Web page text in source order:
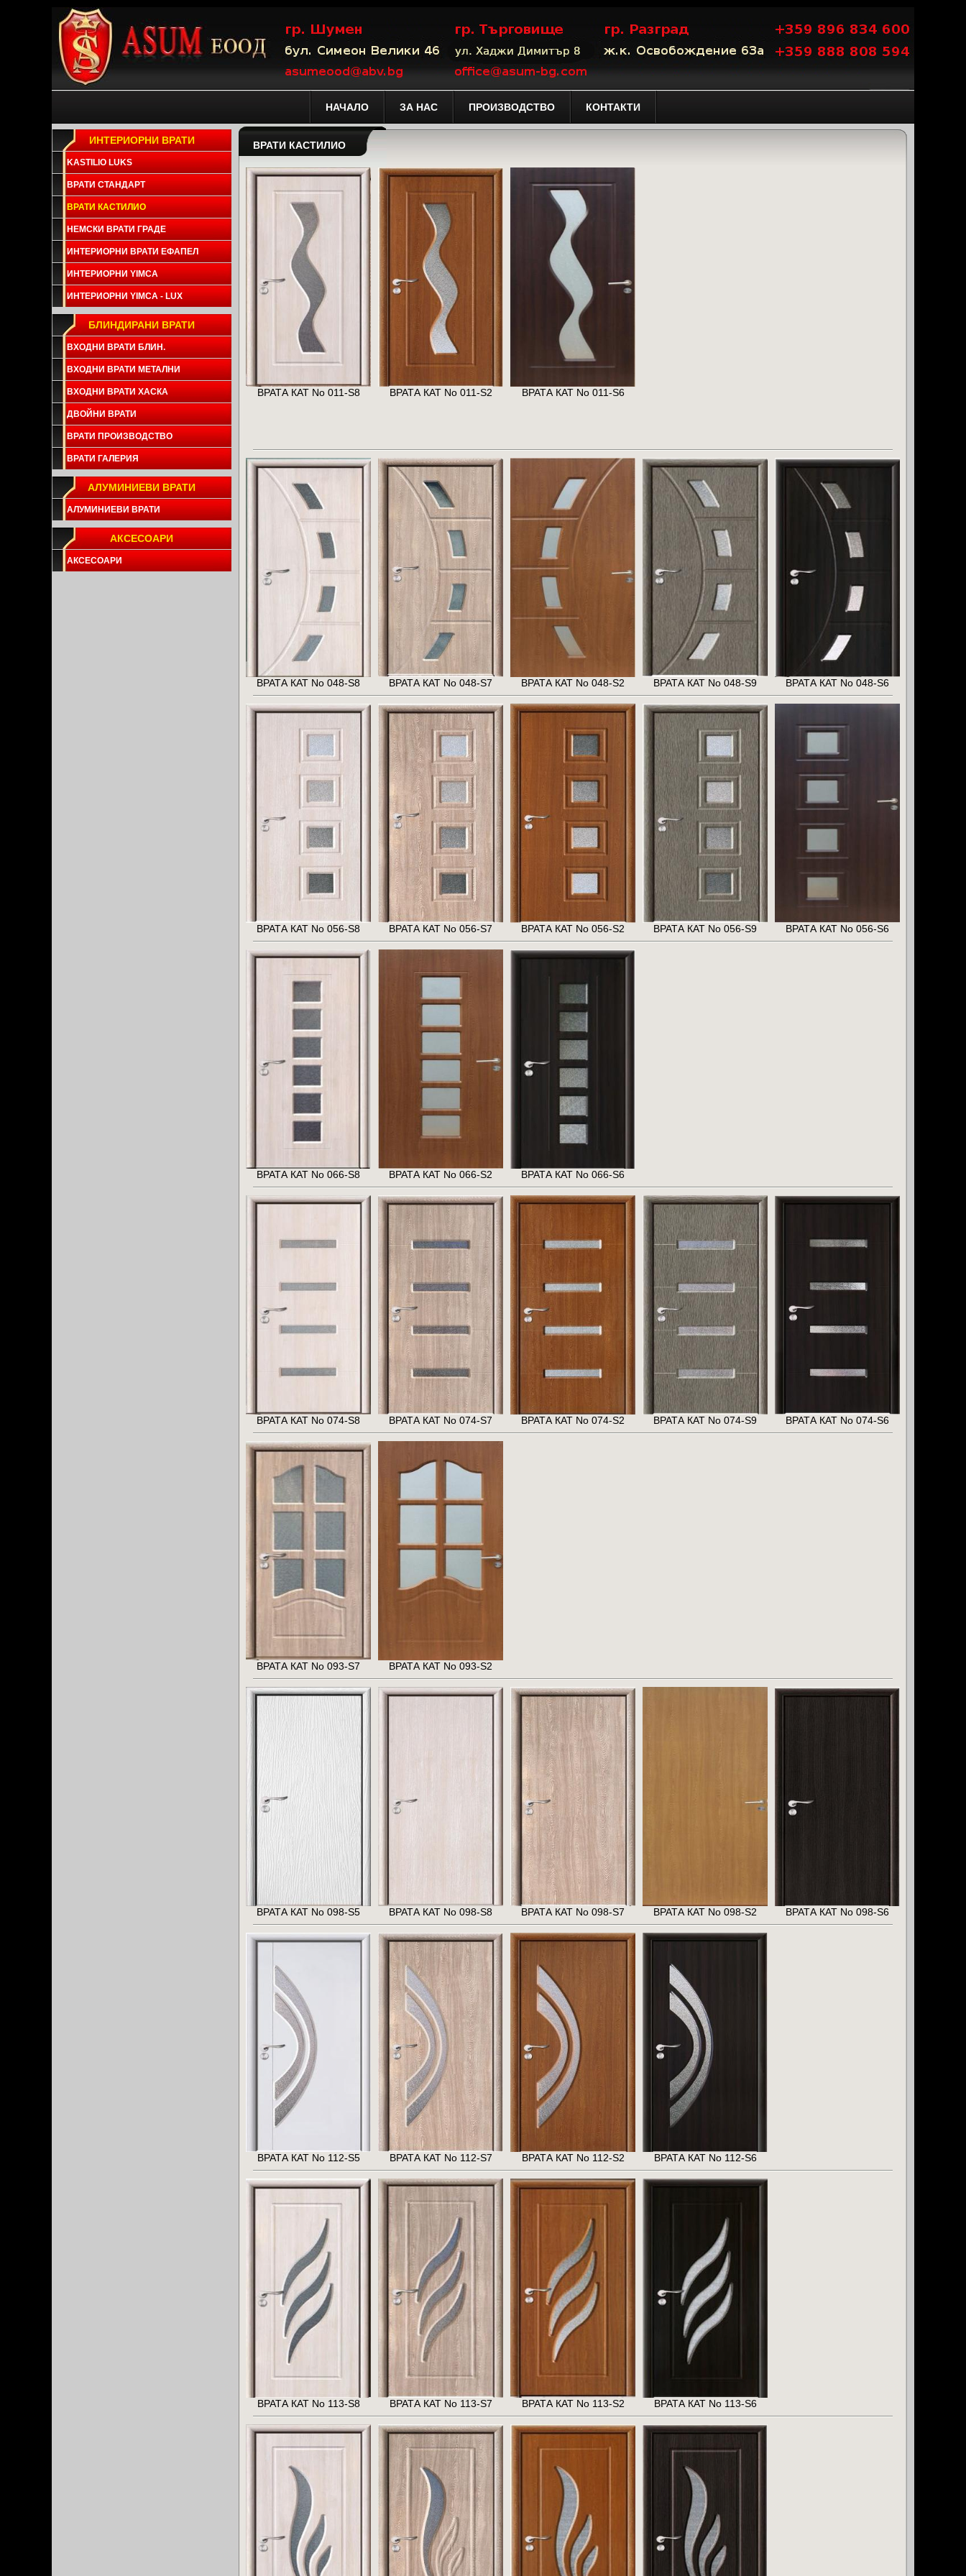
НАЧАЛО ЗА НАС ПРОИЗВОДСТВО КОНТАКТИ
ИНТЕРИОРНИ ВРАТИ
KASTILIO LUKS
ВРАТИ СТАНДАРТ
ВРАТИ КАСТИЛИО
НЕМСКИ ВРАТИ ГРАДЕ
ИНТЕРИОРНИ ВРАТИ ЕФАПЕЛ
ИНТЕРИОРНИ YIMCA
ИНТЕРИОРНИ YIMCA - LUX
БЛИНДИРАНИ ВРАТИ
ВХОДНИ ВРАТИ БЛИН.
ВХОДНИ ВРАТИ МЕТАЛНИ
ВХОДНИ ВРАТИ ХАСКА
ДВОЙНИ ВРАТИ
ВРАТИ ПРОИЗВОДСТВО
ВРАТИ ГАЛЕРИЯ
АЛУМИНИЕВИ ВРАТИ
АЛУМИНИЕВИ ВРАТИ
АКСЕСОАРИ
АКСЕСОАРИ
ВРАТИ КАСТИЛИО
ВРАТА КАТ No 011-S8 ВРАТА КАТ No 011-S2 ВРАТА КАТ No 011-S6
ВРАТА КАТ No 048-S8 ВРАТА КАТ No 048-S7 ВРАТА КАТ No 048-S2 ВРАТА КАТ No 048-S9 ВРАТА КАТ No 048-S6
ВРАТА КАТ No 056-S8 ВРАТА КАТ No 056-S7 ВРАТА КАТ No 056-S2 ВРАТА КАТ No 056-S9 ВРАТА КАТ No 056-S6
ВРАТА КАТ No 066-S8 ВРАТА КАТ No 066-S2 ВРАТА КАТ No 066-S6
ВРАТА КАТ No 074-S8 ВРАТА КАТ No 074-S7 ВРАТА КАТ No 074-S2 ВРАТА КАТ No 074-S9 ВРАТА КАТ No 074-S6
ВРАТА КАТ No 093-S7 ВРАТА КАТ No 093-S2
ВРАТА КАТ No 098-S5 ВРАТА КАТ No 098-S8 ВРАТА КАТ No 098-S7 ВРАТА КАТ No 098-S2 ВРАТА КАТ No 098-S6
ВРАТА КАТ No 112-S5 ВРАТА КАТ No 112-S7 ВРАТА КАТ No 112-S2 ВРАТА КАТ No 112-S6
ВРАТА КАТ No 113-S8 ВРАТА КАТ No 113-S7 ВРАТА КАТ No 113-S2 ВРАТА КАТ No 113-S6